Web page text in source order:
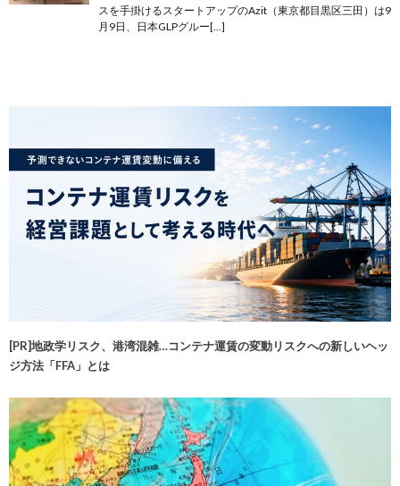
スを手掛けるスタートアップのAzit（東京都目黒区三田）は9
月9日、日本GLPグルー[…]
[PR]地政学リスク、港湾混雑…コンテナ運賃の変動リスクへの新しいヘッ
ジ方法「FFA」とは